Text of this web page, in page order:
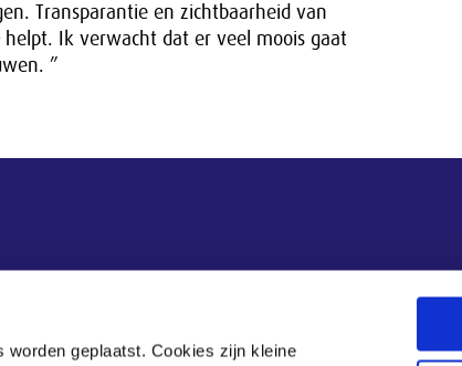
geplaatst. Cookies zijn kleine
Transparantie en zichtbaarheid van
Ik verwacht dat er veel moois gaat
”